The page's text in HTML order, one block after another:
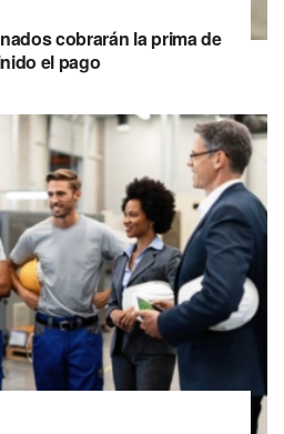
cobrarán la prima de
el pago